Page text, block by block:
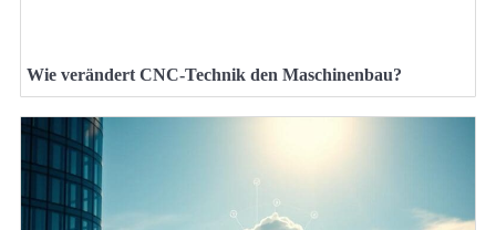
Wie verändert CNC-Technik den Maschinenbau?